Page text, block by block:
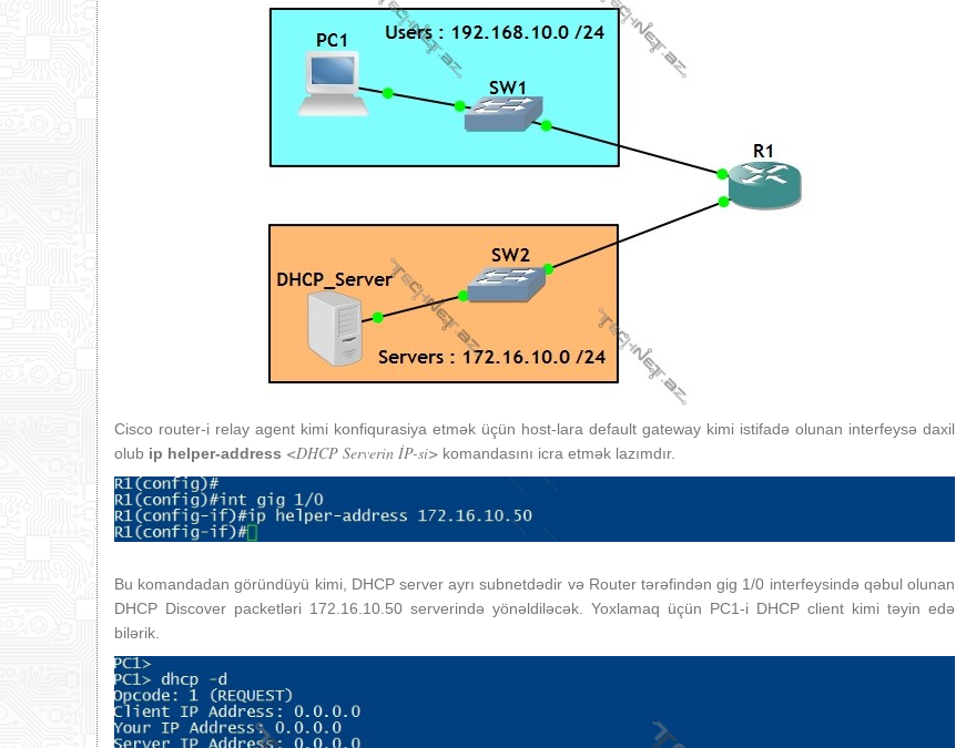
Cisco router-i relay agent kimi konfiqurasiya etmək üçün host-lara default gateway kimi istifadə olunan interfeysə daxil
olub ip helper-address <DHCP Serverin İP-si> komandasını icra etmək lazımdır.
Bu komandadan göründüyü kimi, DHCP server ayrı subnetdədir və Router tərəfindən gig 1/0 interfeysində qəbul olunan
DHCP Discover packetləri 172.16.10.50 serverində yönəldiləcək. Yoxlamaq üçün PC1-i DHCP client kimi təyin edə
bilərik.